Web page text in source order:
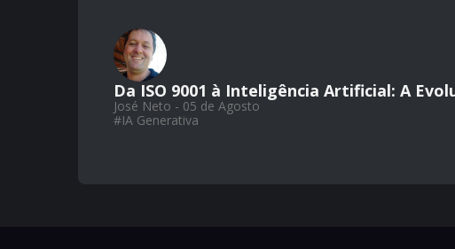
Da ISO 9001 à Inteligência Artificial: A
José Neto - 05 de Agosto
#IA Generativa